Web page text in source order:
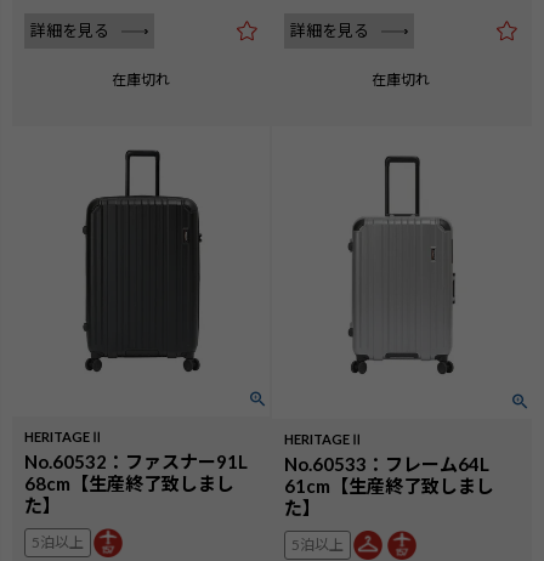
詳細を見る
在庫切れ
詳細を見る
在庫切れ
HERITAGEⅡ
No.60532：ファスナー91L
68cm【生産終了致しまし
た】
5泊以上
HERITAGEⅡ
No.60533：フレーム64L
61cm【生産終了致しまし
た】
5泊以上